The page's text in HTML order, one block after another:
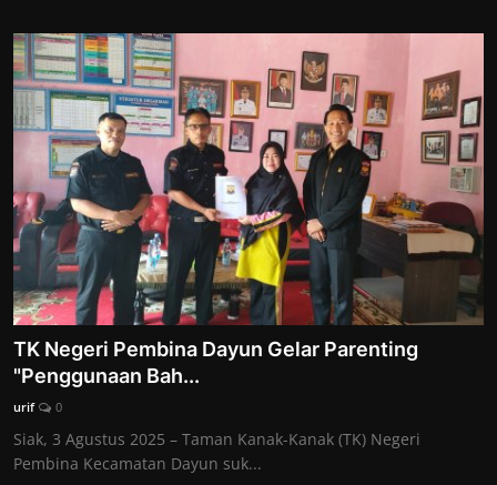
TK Negeri Pembina Dayun Gelar Parenting
"Penggunaan Bah...
urif 0
Siak, 3 Agustus 2025 – Taman Kanak-Kanak (TK) Negeri
Pembina Kecamatan Dayun suk...